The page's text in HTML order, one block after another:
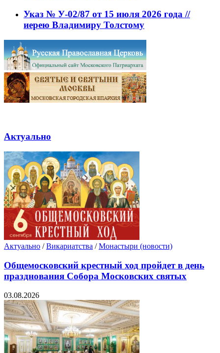
Указ № У-02/87 от 15 июля 2026 года //
иерею Владимиру Толстому
Актуально
Актуально /Викариатства /Монастыри (новости)
Общемосковский крестный ход пройдет в день
празднования Собора Московских святых
03.08.2026